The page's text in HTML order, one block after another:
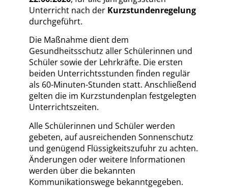
Unterricht nach der Kurzstundenregelung
durchgeführt.
Die Maßnahme dient dem
Gesundheitsschutz aller Schülerinnen und
Schüler sowie der Lehrkräfte. Die ersten
beiden Unterrichtsstunden finden regulär
als 60-Minuten-Stunden statt. Anschließend
gelten die im Kurzstundenplan festgelegten
Unterrichtszeiten.
Alle Schülerinnen und Schüler werden
gebeten, auf ausreichenden Sonnenschutz
und genügend Flüssigkeitszufuhr zu achten.
Änderungen oder weitere Informationen
werden über die bekannten
Kommunikationswege bekanntgegeben.